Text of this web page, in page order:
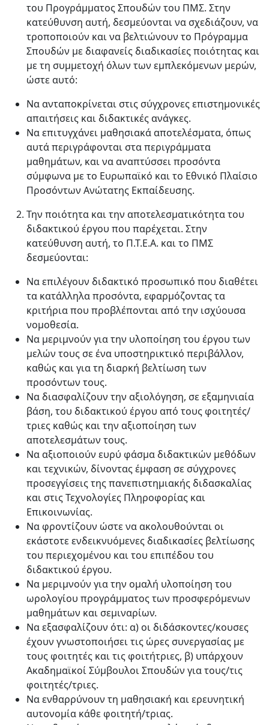
του Προγράμματος Σπουδών του ΠΜΣ. Στην
κατεύθυνση αυτή, δεσμεύονται να σχεδιάζουν, να
τροποποιούν και να βελτιώνουν το Πρόγραμμα
Σπουδών με διαφανείς διαδικασίες ποιότητας και
με τη συμμετοχή όλων των εμπλεκόμενων μερών,
ώστε αυτό:
Να ανταποκρίνεται στις σύγχρονες επιστημονικές
απαιτήσεις και διδακτικές ανάγκες.
Να επιτυγχάνει μαθησιακά αποτελέσματα, όπως
αυτά περιγράφονται στα περιγράμματα
μαθημάτων, και να αναπτύσσει προσόντα
σύμφωνα με το Ευρωπαϊκό και το Εθνικό Πλαίσιο
Προσόντων Ανώτατης Εκπαίδευσης.
Την ποιότητα και την αποτελεσματικότητα του
διδακτικού έργου που παρέχεται. Στην
κατεύθυνση αυτή, το Π.Τ.Ε.Α. και το ΠΜΣ
δεσμεύονται:
Να επιλέγουν διδακτικό προσωπικό που διαθέτει
τα κατάλληλα προσόντα, εφαρμόζοντας τα
κριτήρια που προβλέπονται από την ισχύουσα
νομοθεσία.
Να μεριμνούν για την υλοποίηση του έργου των
μελών τους σε ένα υποστηρικτικό περιβάλλον,
καθώς και για τη διαρκή βελτίωση των
προσόντων τους.
Να διασφαλίζουν την αξιολόγηση, σε εξαμηνιαία
βάση, του διδακτικού έργου από τους φοιτητές/
τριες καθώς και την αξιοποίηση των
αποτελεσμάτων τους.
Να αξιοποιούν ευρύ φάσμα διδακτικών μεθόδων
και τεχνικών, δίνοντας έμφαση σε σύγχρονες
προσεγγίσεις της πανεπιστημιακής διδασκαλίας
και στις Τεχνολογίες Πληροφορίας και
Επικοινωνίας.
Να φροντίζουν ώστε να ακολουθούνται οι
εκάστοτε ενδεικνυόμενες διαδικασίες βελτίωσης
του περιεχομένου και του επιπέδου του
διδακτικού έργου.
Να μεριμνούν για την ομαλή υλοποίηση του
ωρολογίου προγράμματος των προσφερόμενων
μαθημάτων και σεμιναρίων.
Να εξασφαλίζουν ότι: α) οι διδάσκοντες/κουσες
έχουν γνωστοποιήσει τις ώρες συνεργασίας με
τους φοιτητές και τις φοιτήτριες, β) υπάρχουν
Ακαδημαϊκοί Σύμβουλοι Σπουδών για τους/τις
φοιτητές/τριες.
Να ενθαρρύνουν τη μαθησιακή και ερευνητική
αυτονομία κάθε φοιτητή/τριας.